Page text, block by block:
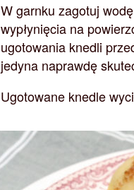
W garnku zagotuj
wypłynięcia na
ugotowania knedli
jedyna naprawdę
Ugotowane knedle